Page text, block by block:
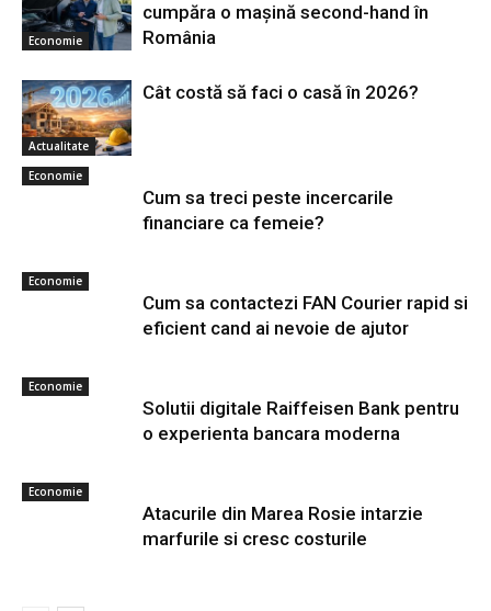
Economie
cumpăra o mașină second-hand în
România
Actualitate
Cât costă să faci o casă în 2026?
Economie
Cum sa treci peste incercarile
financiare ca femeie?
Economie
Cum sa contactezi FAN Courier rapid si
eficient cand ai nevoie de ajutor
Economie
Solutii digitale Raiffeisen Bank pentru
o experienta bancara moderna
Economie
Atacurile din Marea Rosie intarzie
marfurile si cresc costurile